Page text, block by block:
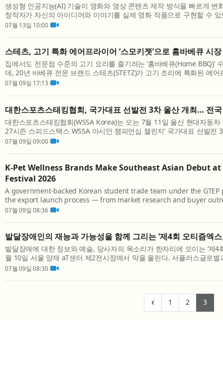
생성형 인공지능(AI) 기술이 영화와 영상 콘텐츠 제작 방식을 빠르게 변
창작자가 자신의 아이디어와 이야기를 실제 영화 작품으로 구현할 수
영화감독 교육과정이 건국대학교에서 다시 열린다. 건국대학교 미래지
07월 13일 10:00
스테츠, 고기 특화 에어프라이어 ‘스모키젯’으로 홈바베큐 시
집에서도 전문점 수준의 고기 요리를 즐기려는 ‘홈바베큐(Home BBQ)’
데, 20년 바베큐 전문 브랜드 스테츠(STETZ)가 고기 조리에 특화된 에어
시리즈를 앞세워 홈바베큐 시장 공략을 강화하고 있다. 스테츠는 오랜
07월 09일 17:13
대한스포츠스태킹협회, 국가대표 선발전 3차 울산 개최… 전
대한스포츠스태킹협회(WSSA Korea)는 오는 7월 11일 울산 현대자동차
27시즌 스피드스택스 WSSA 아시안 챔피언십 챌린지’ 국가대표 선발전
고 밝혔다. 이번 대회에는 전국 각지에서 선수 205명이 참가한다. 선수
07월 09일 09:00
K-Pet Wellness Brands Make Southeast Asian Debut
Festival 2026
A government-backed Korean student trade team under the
the export launch process — from market research and buyer
meetings — for two premium Korean pet wellness brands. At a
07월 09일 08:36
발달장애인의 재능과 가능성을 함께 그리는 ‘제4회 오티즘엑스
발달장애에 대한 정보와 예술, 당사자의 목소리가 한자리에 모이는 ‘제4
월 10일 서울 양재 aT센터 제2전시장에서 막을 올린다. 서플러스글로벌
주최하고, 함께웃는재단과 한국자폐인사랑협회가 주관하는 이번 엑스포
07월 09일 08:30
‹ 1 (current)
2 3